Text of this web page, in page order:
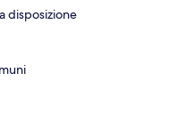
disposizione